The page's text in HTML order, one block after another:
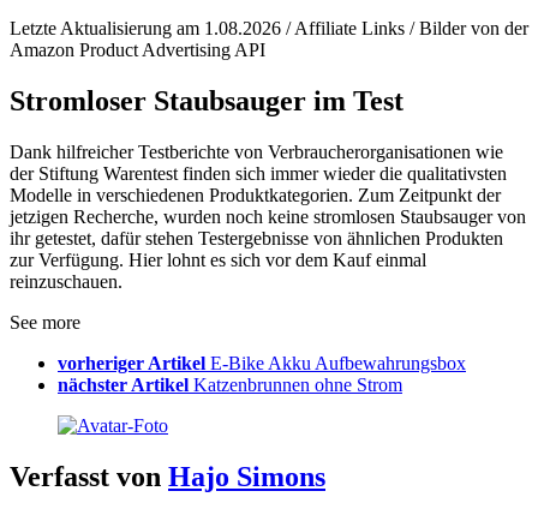
Letzte Aktualisierung am 1.08.2026 / Affiliate Links / Bilder von der
Amazon Product Advertising API
Stromloser Staubsauger im Test
Dank hilfreicher Testberichte von Verbraucherorganisationen wie
der Stiftung Warentest finden sich immer wieder die qualitativsten
Modelle in verschiedenen Produktkategorien. Zum Zeitpunkt der
jetzigen Recherche, wurden noch keine stromlosen Staubsauger von
ihr getestet, dafür stehen Testergebnisse von ähnlichen Produkten
zur Verfügung. Hier lohnt es sich vor dem Kauf einmal
reinzuschauen.
See more
vorheriger Artikel E-Bike Akku Aufbewahrungsbox
nächster Artikel Katzenbrunnen ohne Strom
Verfasst von Hajo Simons